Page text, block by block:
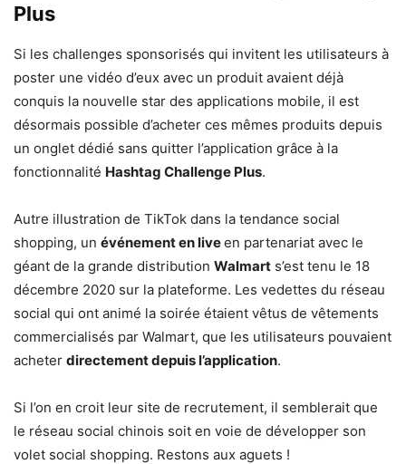
Plus
Si les challenges sponsorisés qui invitent les utilisateurs à
poster une vidéo d’eux avec un produit avaient déjà
conquis la nouvelle star des applications mobile, il est
désormais possible d’acheter ces mêmes produits depuis
un onglet dédié sans quitter l’application grâce à la
fonctionnalité Hashtag Challenge Plus.
Autre illustration de TikTok dans la tendance social
shopping, un événement en liveen partenariat avec le
géant de la grande distribution Walmart s’est tenu le 18
décembre 2020 sur la plateforme. Les vedettes du réseau
social qui ont animé la soirée étaient vêtus de vêtements
commercialisés par Walmart, que les utilisateurs pouvaient
acheter directement depuis l’application.
Si l’on en croit leur site de recrutement, il semblerait que
le réseau social chinois soit en voie de développer son
volet social shopping. Restons aux aguets !